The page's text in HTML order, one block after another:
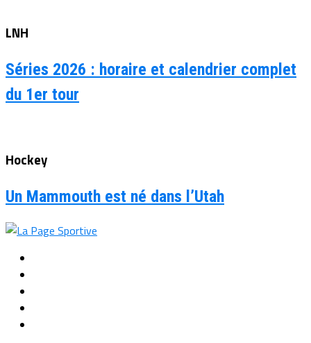
LNH
Séries 2026 : horaire et calendrier complet
du 1er tour
Hockey
Un Mammouth est né dans l’Utah